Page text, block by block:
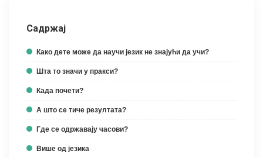
Садржај
Како дете може да научи језик не знајући да учи?
Шта то значи у пракси?
Када почети?
А што се тиче резултата?
Где се одржавају часови?
Више од језика